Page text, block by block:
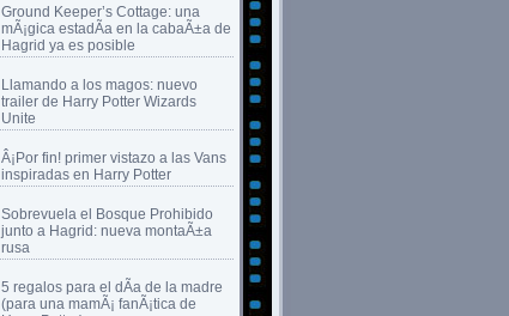
Ground Keeper’s Cottage: una
mÃ¡gica estadÃ­a en la cabaÃ±a de
Hagrid ya es posible
Llamando a los magos: nuevo
trailer de Harry Potter Wizards
Unite
Â¡Por fin! primer vistazo a las Vans
inspiradas en Harry Potter
Sobrevuela el Bosque Prohibido
junto a Hagrid: nueva montaÃ±a
rusa
5 regalos para el dÃ­a de la madre
(para una mamÃ¡ fanÃ¡tica de